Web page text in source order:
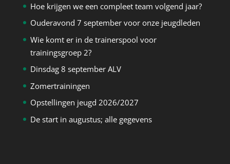
Hoe krijgen we een compleet team volgend jaar?
Ouderavond 7 september voor onze jeugdleden
Wie komt er in de trainerspool voor
trainingsgroep 2?
Dinsdag 8 september ALV
Zomertrainingen
Opstellingen jeugd 2026/2027
De start in augustus; alle gegevens